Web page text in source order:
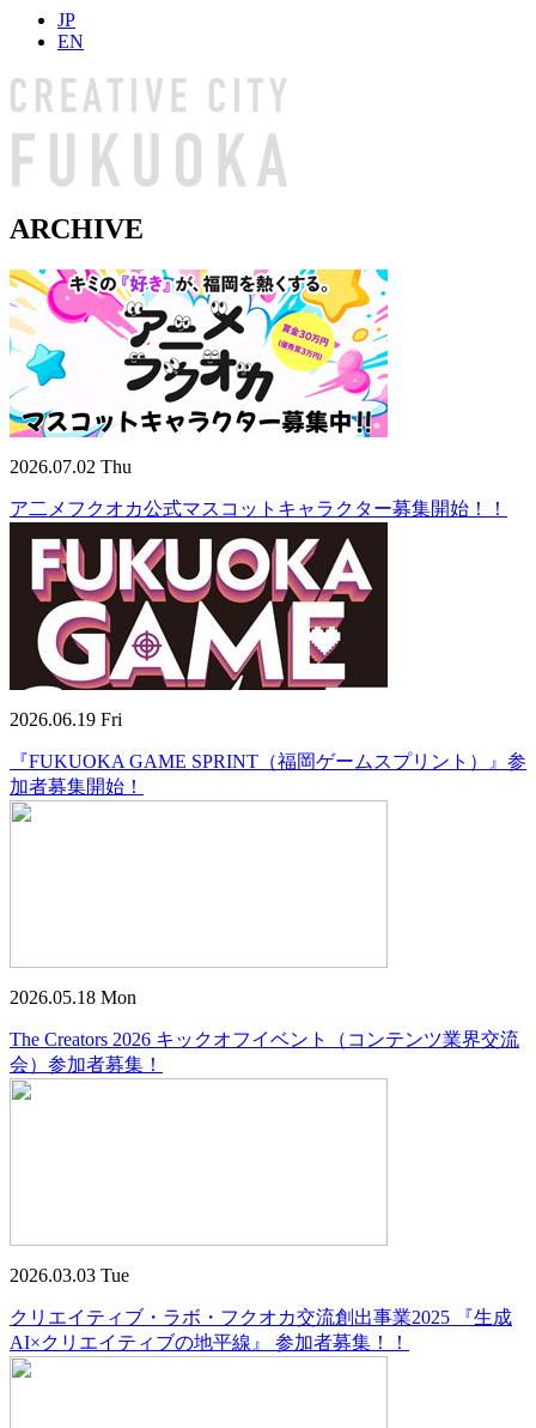
JP
EN
ARCHIVE
2026.07.02 Thu
ア二メフクオカ公式マスコットキャラクター募集開始！！
2026.06.19 Fri
『FUKUOKA GAME SPRINT（福岡ゲームスプリント）』参
加者募集開始！
2026.05.18 Mon
The Creators 2026 キックオフイベント（コンテンツ業界交流
会）参加者募集！
2026.03.03 Tue
クリエイティブ・ラボ・フクオカ交流創出事業2025 『生成
AI×クリエイティブの地平線』 参加者募集！！